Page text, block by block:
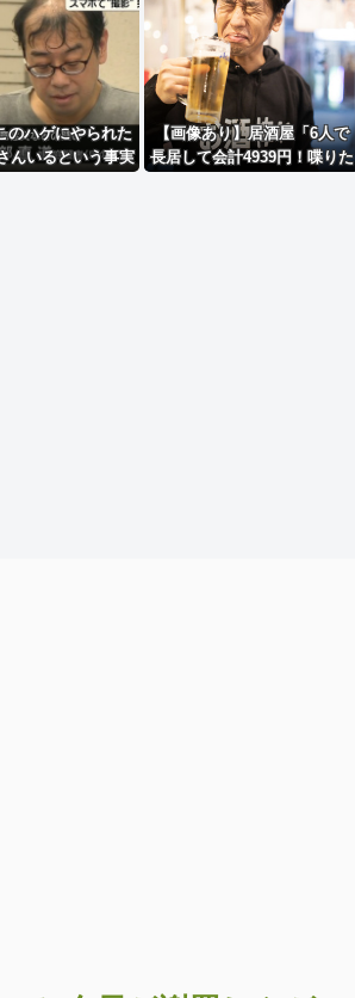
livedoor 相互RSS
のハゲにやられた
んいるという事実
【画像あり】居酒屋「6人で
長居して会計4939円！喋りた